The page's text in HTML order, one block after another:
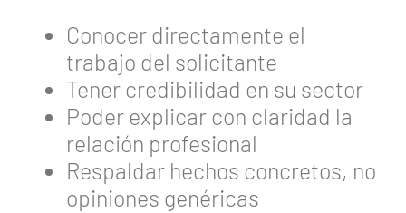
Conocer directamente el
trabajo del solicitante
Tener credibilidad en su sector
Poder explicar con claridad la
relación profesional
Respaldar hechos concretos, no
opiniones genéricas